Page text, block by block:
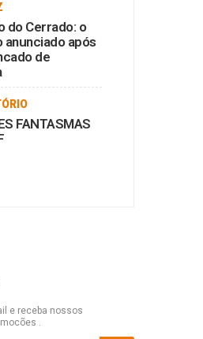
do Cerrado: o
após
de
FANTASMAS
e receba nossos
.